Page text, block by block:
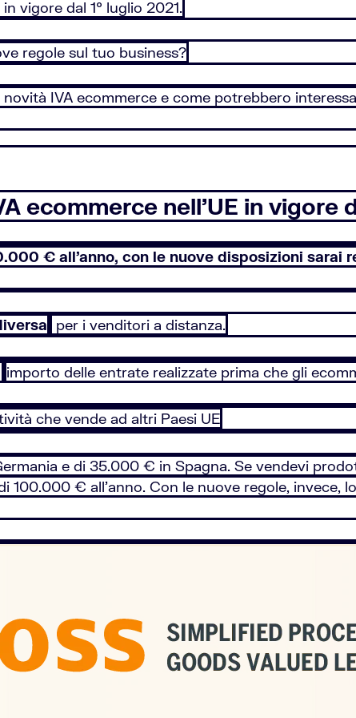
vigore dal 1° luglio 2021.
regole sul tuo business?
IVA ecommerce e come potrebbero
ecommerce nell’UE in vigore
€ all'anno, con le nuove disposizioni sarai
per i venditori a distanza.
importo delle entrate realizzate prima che gli
che vende ad altri Paesi UE
e di 35.000 € in Spagna. Se vendevi
100.000 € all'anno. Con le nuove regole,